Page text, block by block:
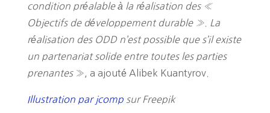
condition préalable à la réalisation des «
Objectifs de développement durable ». La
réalisation des ODD n’est possible que s’il existe
un partenariat solide entre toutes les parties
prenantes», a ajouté Alibek Kuantyrov.
Illustration par jcompsur Freepik